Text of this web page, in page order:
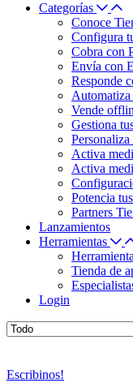
Categorías
Conoce
Configura
Cobra con
Envía con
Responde
Vende
Gestiona
Activa
Activa
Potencia
Partners
Lanzamientos
Herramientas
Tienda de
Login
Escribinos!